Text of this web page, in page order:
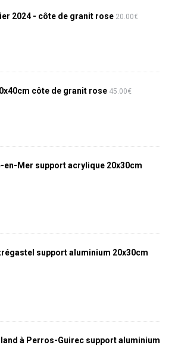
2024 - côte de granit rose 20.00€
côte de granit rose 45.00€
en-Mer support acrylique 20x30cm
trégastel support aluminium 20x30cm
à Perros-Guirec support aluminium